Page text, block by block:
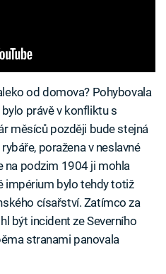
od domova? Pohybovala
právě v konfliktu s
měsíců později bude stejná
poražena v neslavné
na podzim 1904 ji mohla
impérium bylo tehdy totiž
císařství. Zatímco za
být incident ze Severního
stranami panovala